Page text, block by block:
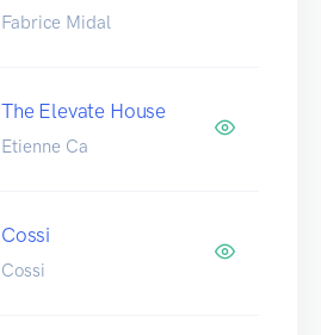
Fabrice Midal
The Elevate House
Etienne Ca
Cossi
Cossi